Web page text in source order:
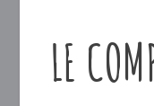
LE